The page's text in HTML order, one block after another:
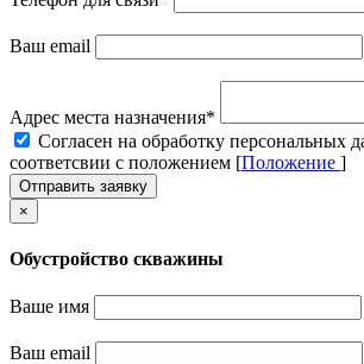
Ваш email
Адрес места назначения*
Cогласен на обработку персональных
соответсвии с положением [Положение ]
Отправить заявку
×
Обустройство скважины
Ваше имя
Ваш email